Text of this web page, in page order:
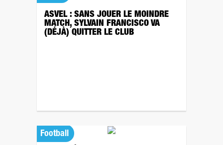
ASVEL : SANS JOUER LE MOINDRE
MATCH, SYLVAIN FRANCISCO VA
(DÉJÀ) QUITTER LE CLUB
Football